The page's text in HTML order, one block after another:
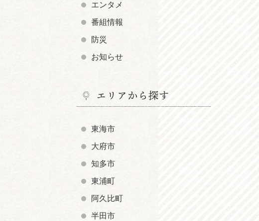
エンタメ
番組情報
防災
お知らせ
エリアから探す
東海市
大府市
知多市
東浦町
阿久比町
半田市